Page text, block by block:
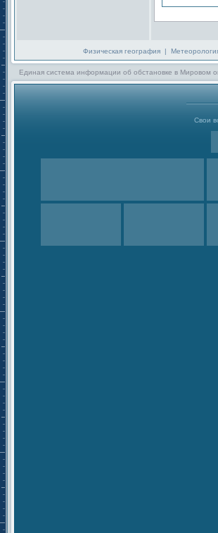
Физическая география |
Единая система информации об обстановке в Мировом
Свои